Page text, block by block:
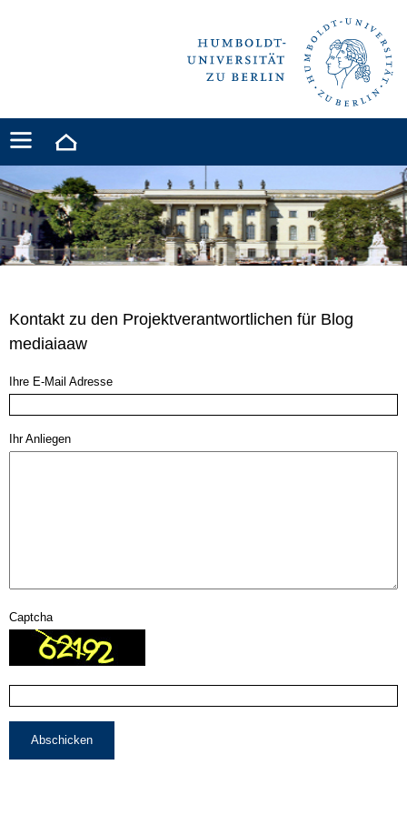
Kontakt zu den Projektverantwortlichen für Blog
mediaiaaw
Ihre E-Mail Adresse
Ihr Anliegen
Captcha
Abschicken